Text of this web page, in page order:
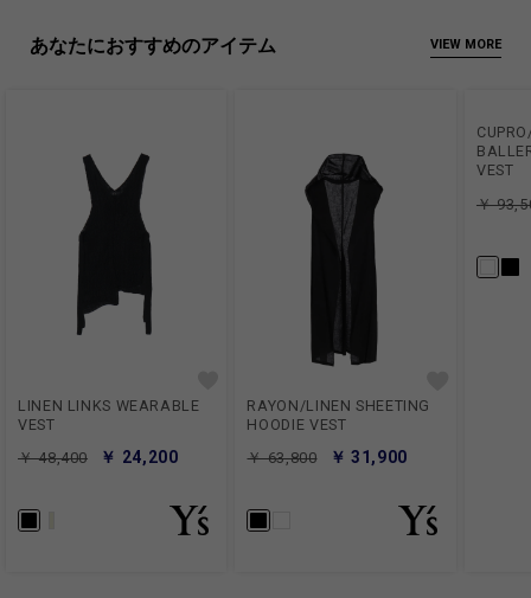
あなたにおすすめのアイテム VIEW MORE
LINEN LINKS WEARABLE
VEST
￥ 48,400
￥ 24,200
RAYON/LINEN SHEETING
HOODIE VEST
￥ 63,800
￥ 31,900
VEST
￥